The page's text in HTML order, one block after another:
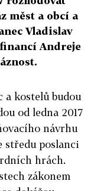
měst a obcí a
Vladislav
Andreje
a kostelů budou
od ledna 2017
návrhu
středu poslanci
hrách.
zákonem